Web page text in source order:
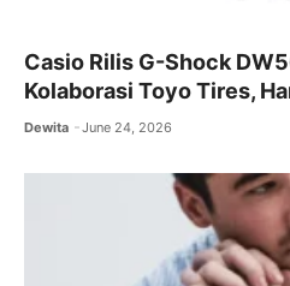
Casio Rilis G-Shock
Kolaborasi Toyo Tires,
Dewita June 24, 2026